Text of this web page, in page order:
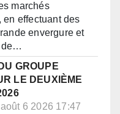
marchés
en effectuant des
envergure et
de…
GROUPE
LE DEUXIÈME
6 2026 17:47